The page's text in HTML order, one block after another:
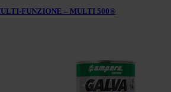
FUNZIONE – MULTI 500®